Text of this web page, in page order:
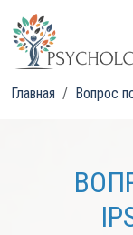
Главная Вопрос